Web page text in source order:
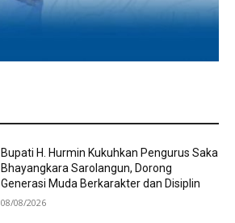
Bupati H. Hurmin Kukuhkan Pengurus Saka
Bhayangkara Sarolangun, Dorong
Generasi Muda Berkarakter dan Disiplin
08/08/2026